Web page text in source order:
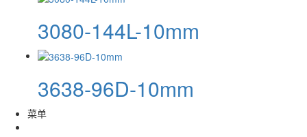
3080-144L-10mm
3638-96D-10mm
菜单